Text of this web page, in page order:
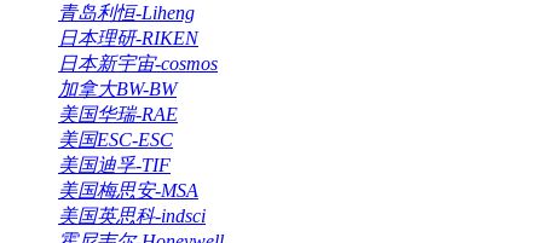
青岛利恒-Liheng
日本理研-RIKEN
日本新宇宙-cosmos
加拿大BW-BW
美国华瑞-RAE
美国ESC-ESC
美国迪孚-TIF
美国梅思安-MSA
美国英思科-indsci